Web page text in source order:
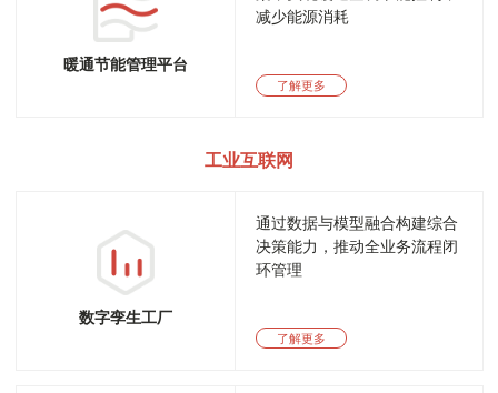
暖通节能管理平台
减少能源消耗
了解更多
工业互联网
数字孪生工厂
通过数据与模型融合构建综合
决策能力，推动全业务流程闭
环管理
了解更多